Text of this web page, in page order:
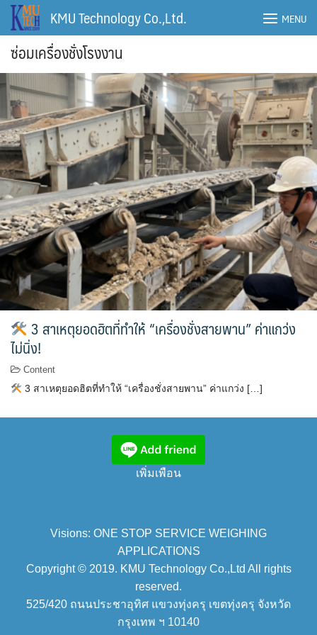
Skip
content
KMU Technology Co.,Ltd. MENU
ซ่อมเครื่องชั่งโรงงาน
3 สาเหตุยอดฮิตที่ทำให้ “เครื่องชั่งสายพาน” ค่าแกว่ง
ไม่นิ่ง!
Content
3 สาเหตุยอดฮิตที่ทำให้ “เครื่องชั่งสายพาน” ค่าแกว่ง […]
เพิ่มเพือน
Visions: ONE STOP SERVICE WEIGHING
APPLICATIONS
Copyright © 2019. KMU Technology Co.,Ltd All rights
reserved.
525/420 ถนนประชาอุทิศ แขวงทุ่งครุ เขตทุ่งครุ จังหวัด
กรุงเทพ ฯ 10140